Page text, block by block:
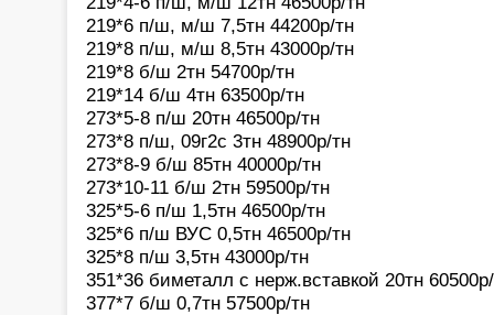
219*6 п/ш, м/ш 7,5тн 44200р/тн
219*8 п/ш, м/ш 8,5тн 43000р/тн
219*8 б/ш 2тн 54700р/тн
219*14 б/ш 4тн 63500р/тн
273*5-8 п/ш 20тн 46500р/тн
273*8 п/ш, 09г2с 3тн 48900р/тн
273*8-9 б/ш 85тн 40000р/тн
273*10-11 б/ш 2тн 59500р/тн
325*5-6 п/ш 1,5тн 46500р/тн
325*6 п/ш ВУС 0,5тн 46500р/тн
325*8 п/ш 3,5тн 43000р/тн
351*36 биметалл с нерж.вставкой 20тн
377*7 б/ш 0,7тн 57500р/тн